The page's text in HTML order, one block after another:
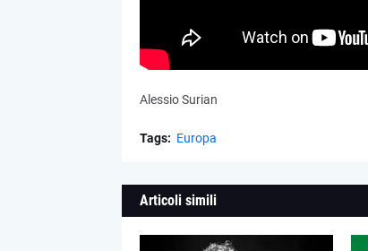
Alessio Surian
Tags: Europa
Articoli simili